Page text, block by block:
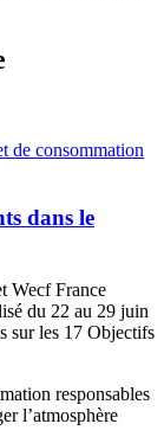
de consommation
dans le
Wecf France
du 22 au 29 juin
sur les 17 Objectifs
responsables
l’atmosphère